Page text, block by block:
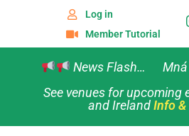
Log in
Member Tutorial
News Flash… Mná
See venues for upcoming
and IrelandInfo